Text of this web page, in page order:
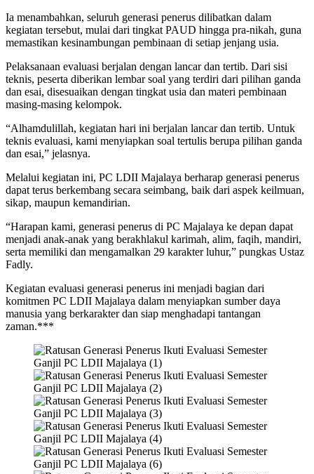
Ia menambahkan, seluruh generasi penerus dilibatkan dalam
kegiatan tersebut, mulai dari tingkat PAUD hingga pra-nikah, guna
memastikan kesinambungan pembinaan di setiap jenjang usia.
Pelaksanaan evaluasi berjalan dengan lancar dan tertib. Dari sisi
teknis, peserta diberikan lembar soal yang terdiri dari pilihan ganda
dan esai, disesuaikan dengan tingkat usia dan materi pembinaan
masing-masing kelompok.
“Alhamdulillah, kegiatan hari ini berjalan lancar dan tertib. Untuk
teknis evaluasi, kami menyiapkan soal tertulis berupa pilihan ganda
dan esai,” jelasnya.
Melalui kegiatan ini, PC LDII Majalaya berharap generasi penerus
dapat terus berkembang secara seimbang, baik dari aspek keilmuan,
sikap, maupun kemandirian.
“Harapan kami, generasi penerus di PC Majalaya ke depan dapat
menjadi anak-anak yang berakhlakul karimah, alim, faqih, mandiri,
serta memiliki dan mengamalkan 29 karakter luhur,” pungkas Ustaz
Fadly.
Kegiatan evaluasi generasi penerus ini menjadi bagian dari
komitmen PC LDII Majalaya dalam menyiapkan sumber daya
manusia yang berkarakter dan siap menghadapi tantangan
zaman.***